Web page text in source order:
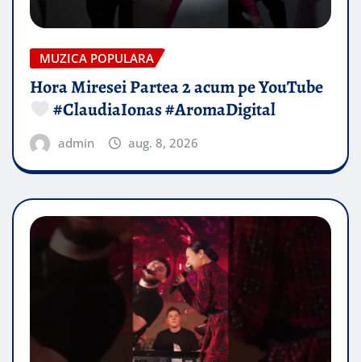
MUZICA POPULARA
Hora Miresei Partea 2 acum pe YouTube
#ClaudiaIonas #AromaDigital
admin aug. 8, 2026